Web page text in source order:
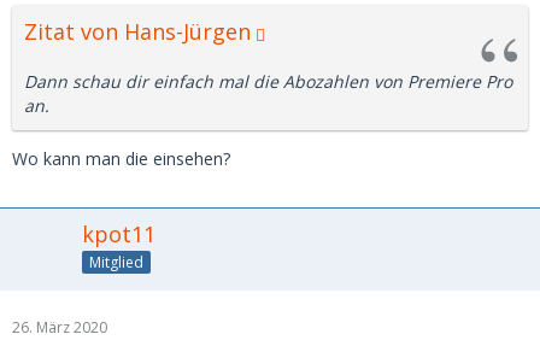
Zitat von Hans-Jürgen
Dann schau dir einfach mal die Abozahlen von Premiere Pro
an.
Wo kann man die einsehen?
kpot11
Mitglied
26. März 2020